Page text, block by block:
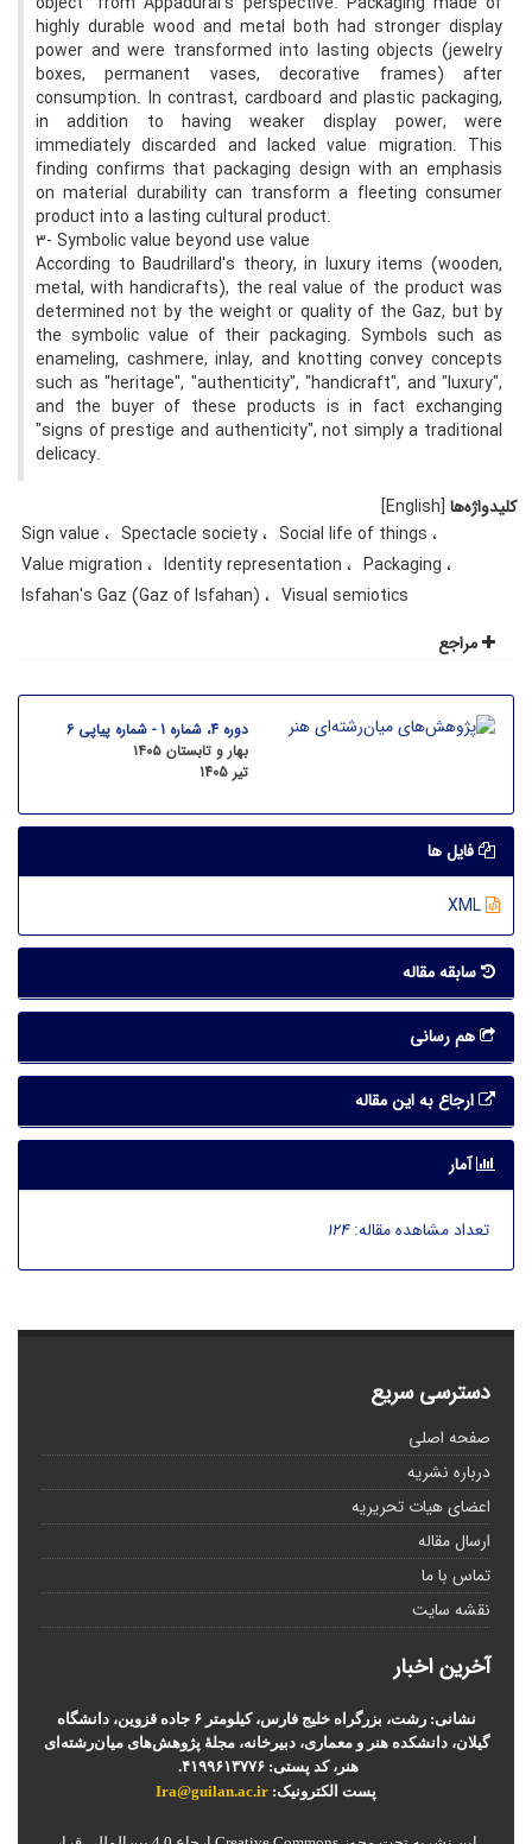
highly durable wood and metal both had stronger display
power and were transformed into lasting objects (jewelry
boxes, permanent vases, decorative frames) after
consumption. In contrast, cardboard and plastic packaging,
in addition to having weaker display power, were
immediately discarded and lacked value migration. This
finding confirms that packaging design with an emphasis
on material durability can transform a fleeting consumer
product into a lasting cultural product.
3- Symbolic value beyond use value
According to Baudrillard's theory, in luxury items (wooden,
metal, with handicrafts), the real value of the product was
determined not by the weight or quality of the Gaz, but by
the symbolic value of their packaging. Symbols such as
enameling, cashmere, inlay, and knotting convey concepts
such as "heritage", "authenticity", "handicraft", and "luxury",
and the buyer of these products is in fact exchanging
"signs of prestige and authenticity", not simply a traditional
delicacy.
کلیدواژه‌ها [English]
Sign value
Spectacle society
Social life of things
Value migration
Identity representation
Packaging
Isfahan's Gaz (Gaz of Isfahan)
Visual semiotics
مراجع
دوره 4، شماره 1 - شماره پیاپی 6
بهار و تابستان ۱۴۰۵
تیر 1405
فایل ها
سابقه مقاله
هم رسانی
ارجاع به این مقاله
آمار
تعداد مشاهده مقاله:124
دسترسی سریع
صفحه اصلی
درباره نشریه
اعضای هیات تحریریه
ارسال مقاله
تماس با ما
نقشه سایت
آخرین اخبار
نشانی: رشت، بزرگراه خلیج فارس، کیلومتر ۶ جاده قزوین، دانشگاه
گیلان، دانشکده هنر و معماری، دبیرخانه، مجلۀ پژوهش‌های میان‌رشته‌ای
هنر، کد پستی: ۴۱۹۹۶۱۳۷۷۶.
پست الکترونیک: Ira@guilan.ac.ir